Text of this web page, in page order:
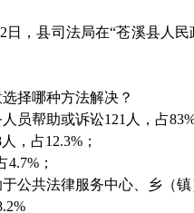
日，县司法局在“苍溪县人
择哪种方法解决？
员帮助或诉讼121人，占83%
，占12.3%；
；
公共法律服务中心、乡（